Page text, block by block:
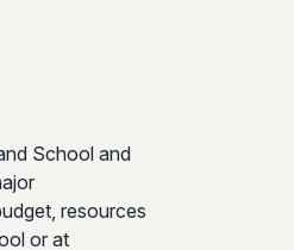
School and
resources
or at